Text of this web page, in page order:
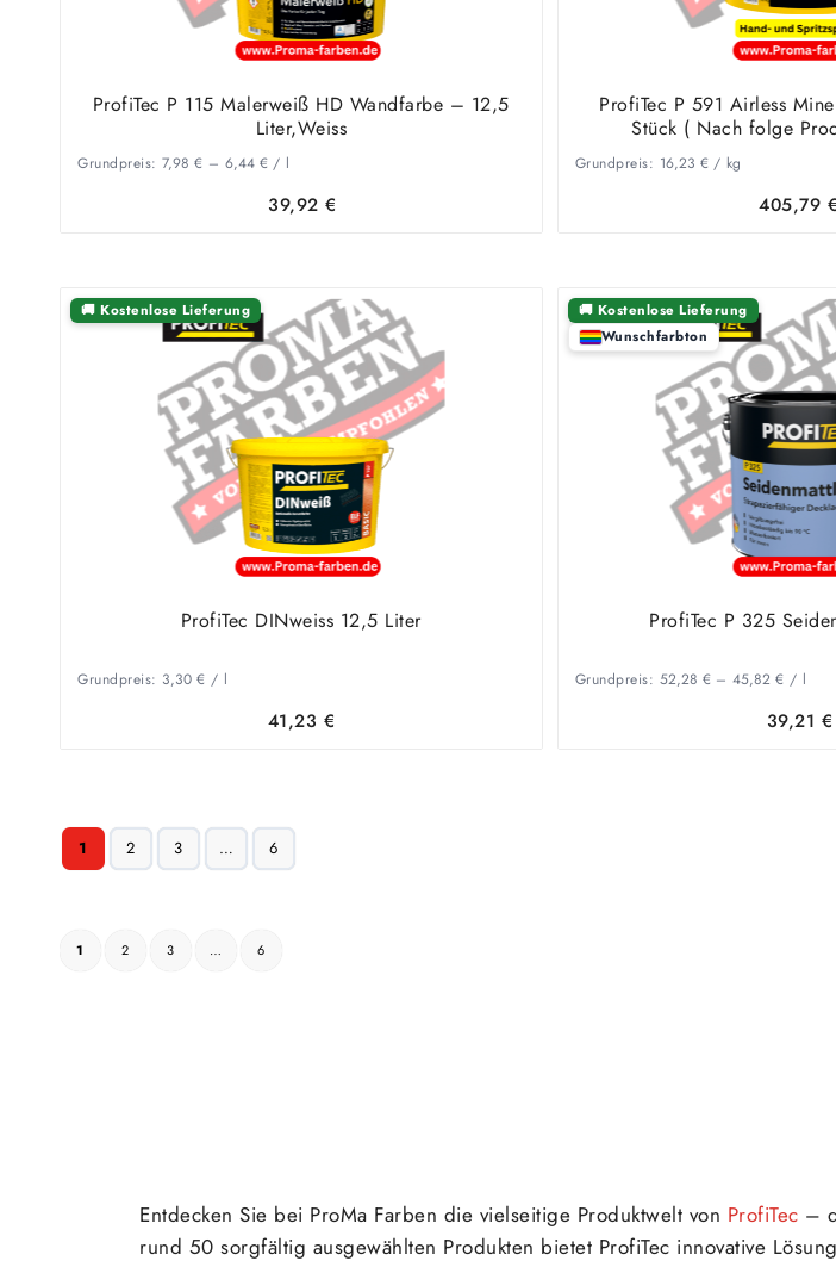
ProfiTec P 115 Malerweiß HD Wandfarbe – 12,5
Liter,Weiss
Grundpreis: 7,98 € – 6,44 €/ l
39,92€
ProfiTec P 591 Airless
Stück ( Nach folge Produkt
SPACHTELMASSE-
Grundpreis: 16,23 €/ kg
405,79 €
🚚 Kostenlose Lieferung
ProfiTec DINweiss 12,5 Liter
Grundpreis: 3,30 € / l
41,23 €
🚚 Kostenlose Lieferung
Wunschfarbton
ProfiTec P 325
Grundpreis: 52,28 €–45,82€ / l
39,21 €
1 2 3 … 6
1 2 3 … 6
Entdecken Sie bei ProMa Farben die vielseitige Produktwelt von ProfiTec –
rund 50 sorgfältig ausgewählten Produkten bietet ProfiTec innovative